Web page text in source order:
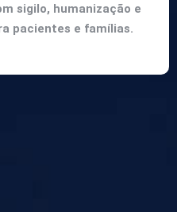
sigilo, humanização e
pacientes e famílias.